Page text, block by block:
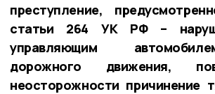
преступление,
статьи 264 УК РФ –
управляющим
дорожного движения,
неосторожности причинение